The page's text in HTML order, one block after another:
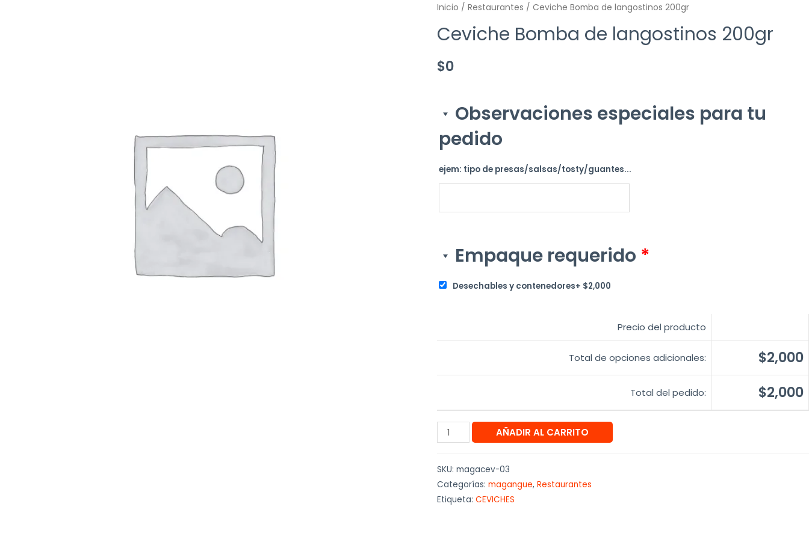
Inicio / Restaurantes / Ceviche Bomba de langostinos 200gr
Ceviche Bomba de langostinos 200gr
$0
Observaciones especiales para tu
pedido
ejem: tipo de presas/salsas/tosty/guantes...
Empaque requerido *
Desechables y contenedores+ $2,000
Precio del producto
Total de opciones adicionales: $2,000
Total del pedido: $2,000
AÑADIR AL CARRITO
SKU: magacev-03
Categorías: magangue, Restaurantes
Etiqueta: CEVICHES